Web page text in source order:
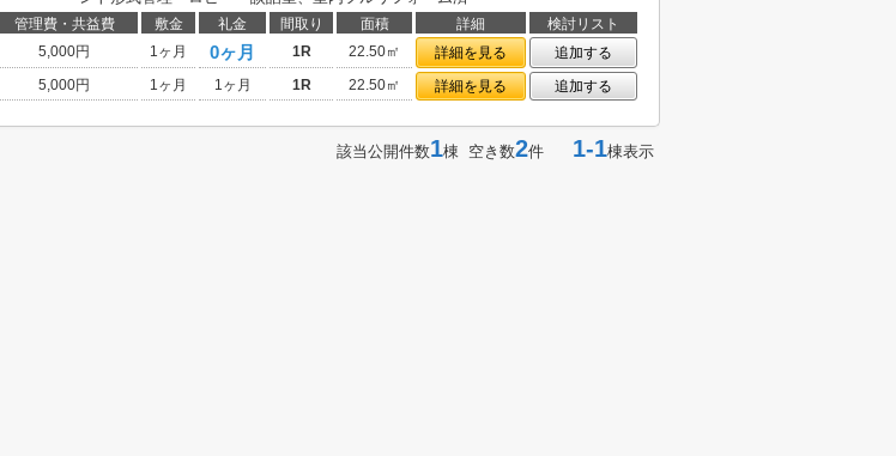
管理費・共益費 敷金 礼金 間取り 面積 詳細
検討リスト
5,000円 1ヶ月 0ヶ月 1R 22.50㎡ 詳細を見る
追加する
5,000円 1ヶ月 1ヶ月 1R 22.50㎡ 詳細を見る 追加する
該当公開件数1棟 空き数2件 1-1棟表示